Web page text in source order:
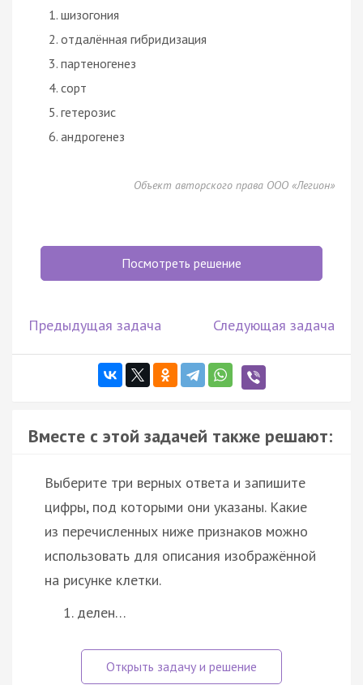
шизогония
отдалённая гибридизация
партеногенез
сорт
гетерозис
андрогенез
Объект авторского права ООО «Легион»
Посмотреть решение
Предыдущая задача Следующая задача
Вместе с этой задачей также решают:
Выберите три верных ответа и запишите
цифры, под которыми они указаны. Какие
из перечисленных ниже признаков можно
использовать для описания изображённой
на рисунке клетки.
делен…